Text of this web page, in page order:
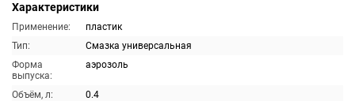
Характеристики
Применение:
пластик
Тип:
Смазка универсальная
Форма
выпуска:
аэрозоль
Объём, л:
0.4